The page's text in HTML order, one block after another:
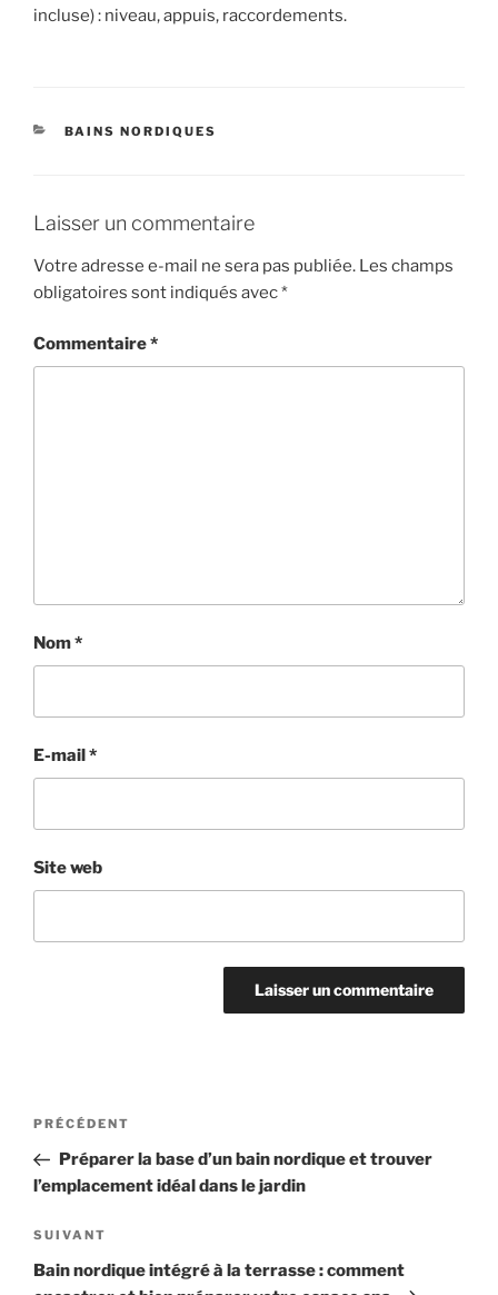
incluse) : niveau, appuis, raccordements.
CATÉGORIES
BAINS NORDIQUES
Laisser un commentaire
Votre adresse e-mail ne sera pas publiée. Les champs
obligatoires sont indiqués avec*
Commentaire*
Nom*
E-mail *
Site web
Navigation
l’article
Article
précédent
PRÉCÉDENT
Préparer la base d’un bain nordique et trouver
l’emplacement idéal dans le jardin
Article
suivant
SUIVANT
Bain nordique intégré à la terrasse : comment